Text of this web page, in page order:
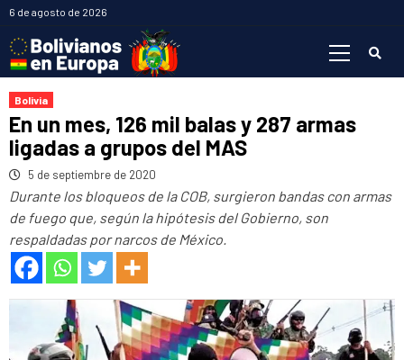
Saltar
contenido
6 de agosto de 2026
Bolivia
En un mes, 126 mil balas y 287 armas
ligadas a grupos del MAS
5 de septiembre de 2020
Durante los bloqueos de la COB, surgieron bandas con armas
de fuego que, según la hipótesis del Gobierno, son
respaldadas por narcos de México.